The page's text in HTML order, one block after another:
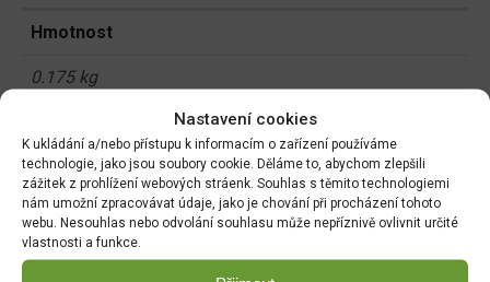
Nastavení cookies
K ukládání a/nebo přístupu k informacím o zařízení používáme
technologie, jako jsou soubory cookie. Děláme to, abychom zlepšili
zážitek z prohlížení webových stráenk. Souhlas s těmito technologiemi
nám umožní zpracovávat údaje, jako je chování při procházení tohoto
webu. Nesouhlas nebo odvolání souhlasu může nepříznivě ovlivnit určité
vlastnosti a funkce.
Hmotnost
0.175 kg
5 × 5 × 9 cm
Související produkty: